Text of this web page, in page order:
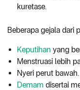
kuretase.
Beberapa gejala dari
Keputihan yang
Menstruasi lebih
Nyeri perut bawah.
Demam disertai